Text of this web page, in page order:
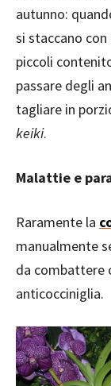
autunno:
si staccano
piccoli
passare degli
tagliare in
keiki.
Malattie e
Raramente la
manualmente
da combattere
anticocciniglia.